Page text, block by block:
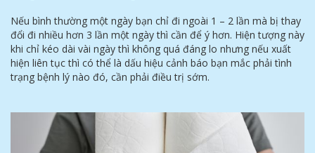
Nếu bình thường một ngày bạn chỉ đi ngoài 1 – 2 lần mà bị thay
đổi đi nhiều hơn 3 lần một ngày thì cần để ý hơn. Hiện tượng này
khi chỉ kéo dài vài ngày thì không quá đáng lo nhưng nếu xuất
hiện liên tục thì có thể là dấu hiệu cảnh báo bạn mắc phải tình
trạng bệnh lý nào đó, cần phải điều trị sớm.